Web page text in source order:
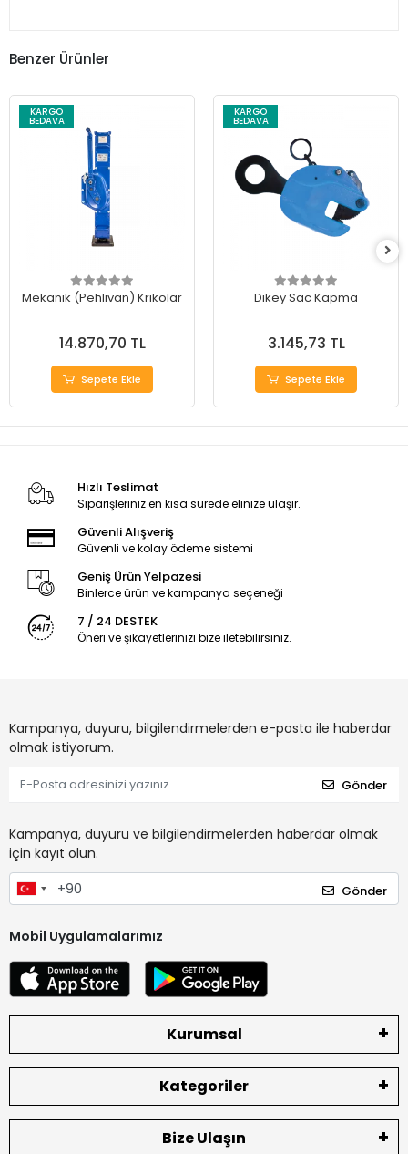
Benzer Ürünler
KARGO
BEDAVA
Mekanik (Pehlivan) Krikolar
14.870,70 TL
Sepete Ekle
KARGO
BEDAVA
Dikey Sac Kapma
3.145,73 TL
Sepete Ekle
Hızlı Teslimat
Siparişleriniz en kısa sürede elinize ulaşır.
Güvenli Alışveriş
Güvenli ve kolay ödeme sistemi
Geniş Ürün Yelpazesi
Binlerce ürün ve kampanya seçeneği
7 / 24 DESTEK
Öneri ve şikayetlerinizi bize iletebilirsiniz.
Kampanya, duyuru, bilgilendirmelerden e-posta ile haberdar
olmak istiyorum.
Gönder
Kampanya, duyuru ve bilgilendirmelerden haberdar olmak
için kayıt olun.
Gönder
Mobil Uygulamalarımız
Kurumsal
Kategoriler
Bize Ulaşın